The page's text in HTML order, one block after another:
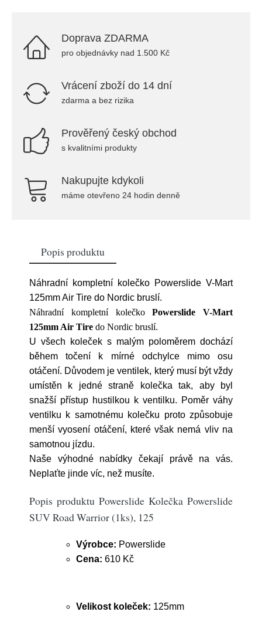
Doprava ZDARMA
pro objednávky nad 1.500 Kč
Vrácení zboží do 14 dní
zdarma a bez rizika
Prověřený český obchod
s kvalitními produkty
Nakupujte kdykoli
máme otevřeno 24 hodin denně
Popis produktu
Náhradní kompletní kolečko Powerslide V-Mart
125mm Air Tire do Nordic bruslí.
Náhradní kompletní kolečkoPowerslide V-Mart
125mm Air Tire do Nordic bruslí.
U všech koleček s malým poloměrem dochází
během točení k mírné odchylce mimo osu
otáčení. Důvodem je ventilek, který musí být vždy
umístěn k jedné straně kolečka tak, aby byl
snažší přístup hustilkou k ventilku. Poměr váhy
ventilku k samotnému kolečku proto způsobuje
menší vyosení otáčení, které však nemá vliv na
samotnou jízdu.
Naše výhodné nabídky čekají právě na vás.
Neplaťte jinde víc, než musíte.
Popis produktu Powerslide Kolečka Powerslide
SUV Road Warrior (1ks), 125
Výrobce: Powerslide
Cena: 610 Kč
Velikost koleček: 125mm